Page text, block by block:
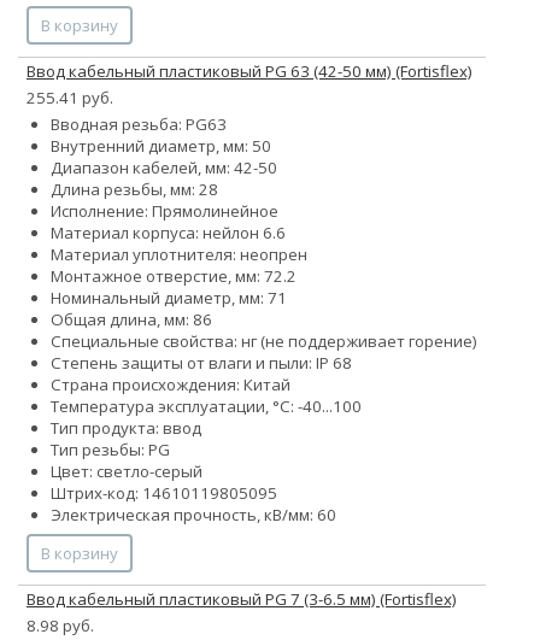
В корзину
Ввод кабельный пластиковый PG 63 (42-50 мм) (Fortisflex)
255.41 руб.
Вводная резьба: PG63
Внутренний диаметр, мм: 50
Диапазон кабелей, мм: 42-50
Длина резьбы, мм: 28
Исполнение: Прямолинейное
Материал корпуса: нейлон 6.6
Материал уплотнителя: неопрен
Монтажное отверстие, мм: 72.2
Номинальный диаметр, мм: 71
Общая длина, мм: 86
Специальные свойства: нг (не поддерживает горение)
Степень защиты от влаги и пыли: IP 68
Страна происхождения: Китай
Температура эксплуатации, °С: -40...100
Тип продукта: ввод
Тип резьбы: PG
Цвет: светло-серый
Штрих-код: 14610119805095
Электрическая прочность, кВ/мм: 60
В корзину
Ввод кабельный пластиковый PG 7 (3-6.5 мм) (Fortisflex)
8.98 руб.